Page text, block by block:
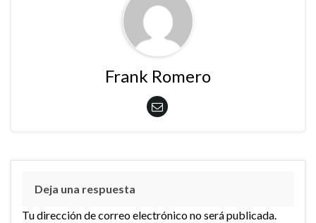
Frank Romero
Deja una respuesta
Tu dirección de correo electrónico no será publicada.